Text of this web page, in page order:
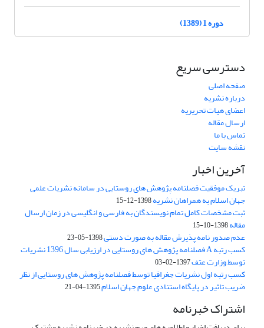
دوره 1 (1389)
دسترسی سریع
صفحه اصلی
درباره نشریه
اعضای هیات تحریریه
ارسال مقاله
تماس با ما
نقشه سایت
آخرین اخبار
تبریک موفقیت فصلنامه پژوهش های روستایی در سامانه نشریات علمی
جهان اسلام به همراهان نشریه1398-12-15
ثبت مشخصات کامل تمام نویسندگان به فارسی و انگلیسی در زمان ارسال
مقاله1398-10-15
عدم صدور نامه پذیرش مقاله به صورت دستی1398-05-23
کسب رتبه A فصلنامه پژوهش های روستایی در ارزیابی سال 1396 نشریات
توسط وزارت عتف1397-02-03
کسب رتبه اول نشریات جغرافیا توسط فصلنامه پژوهش های روستایی از نظر
ضریب تاثیر در پایگاه استنادی علوم جهان اسلام1395-04-21
اشتراک خبرنامه